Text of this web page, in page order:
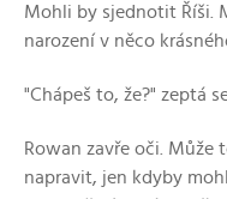
Mohli by sjednotit Říši.
narození v něco
"Chápeš to, že?" zeptá
Rowan zavře oči. Může
napravit, jen kdyby